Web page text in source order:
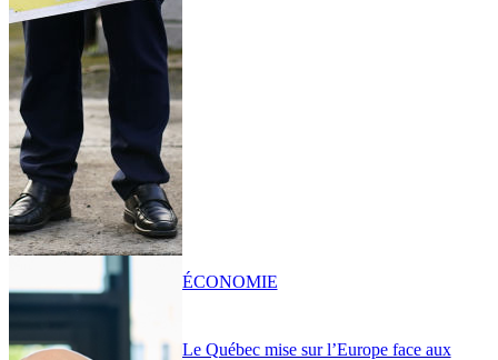
Le Québec mise sur l’Europe face aux
ÉCONOMIE